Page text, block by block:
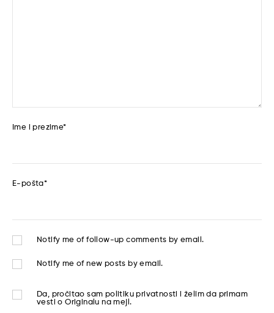
Ime i prezime*
E-pošta*
Notify me of follow-up comments by email.
Notify me of new posts by email.
Da, pročitao sam politiku privatnosti
i želim da primam
vesti o Originalu na mejl.